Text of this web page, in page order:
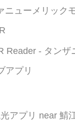
ニューメリック
Reader - タンザ
アプリ
アプリ near 鯖